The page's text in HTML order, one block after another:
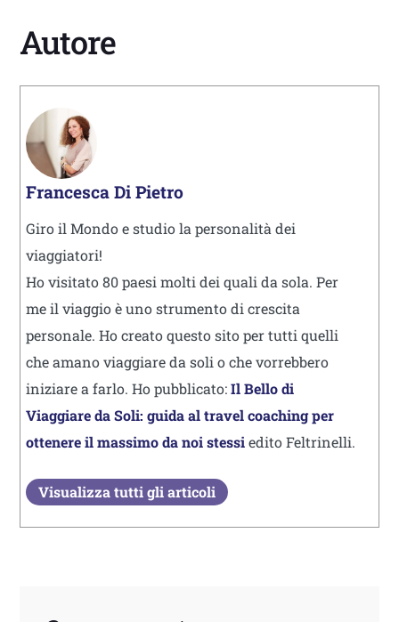
Autore
Francesca Di Pietro
Giro il Mondo e studio la personalità dei
viaggiatori!
Ho visitato 80 paesi molti dei quali da sola. Per
me il viaggio è uno strumento di crescita
personale. Ho creato questo sito per tutti quelli
che amano viaggiare da soli o che vorrebbero
iniziare a farlo. Ho pubblicato:Il Bello di
Viaggiare da Soli: guida al travel coaching per
ottenere il massimo da noi stessiedito Feltrinelli.
Visualizza tutti gli articoli